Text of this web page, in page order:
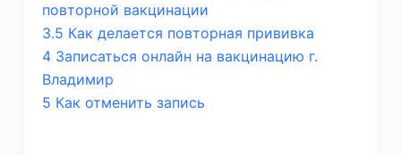
повторной вакцинации
3.5 Как делается повторная прививка
4 Записаться онлайн на вакцинацию г.
Владимир
5 Как отменить запись